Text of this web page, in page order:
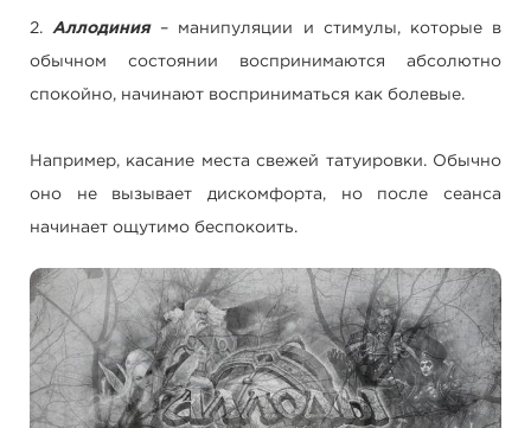
2. Аллодиния– манипуляции и стимулы, которые в
обычном состоянии воспринимаются абсолютно
спокойно, начинают восприниматься как болевые.
Например, касание места свежей татуировки. Обычно
оно не вызывает дискомфорта, но после сеанса
начинает ощутимо беспокоить.